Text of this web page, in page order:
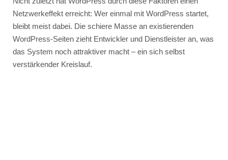
Netzwerkeffekt erreicht: Wer einmal mit WordPress startet,
bleibt meist dabei. Die schiere Masse an existierenden
WordPress-Seiten zieht Entwickler und Dienstleister an, was
das System noch attraktiver macht – ein sich selbst
verstärkender Kreislauf.